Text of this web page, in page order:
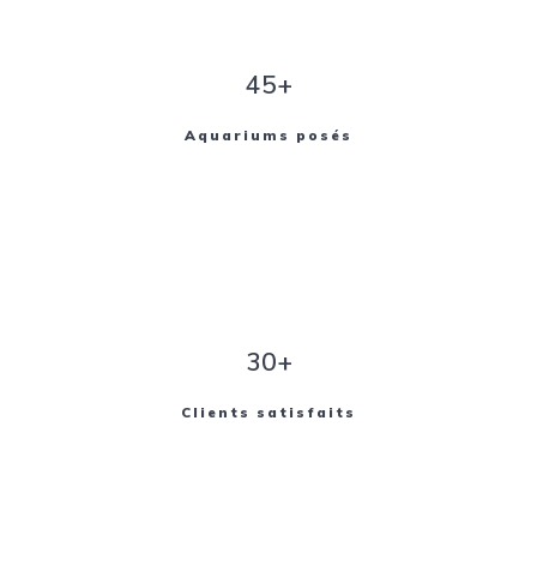
45+
Aquariums posés
30+
Clients satisfaits